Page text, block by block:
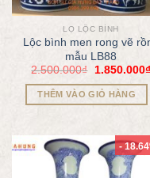
LỌ LỘC BÌNH
Lộc bình men rong vẽ
mẫu LB88
2.500.000₫ 1.850.000₫
THÊM VÀO GIỎ HÀNG
-